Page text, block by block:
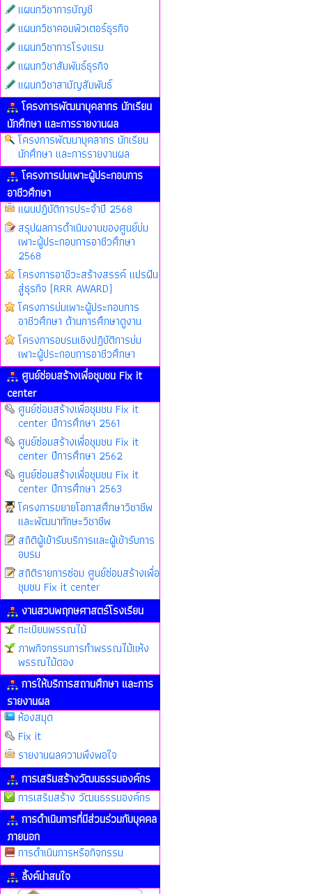
แผนกวิชาการบัญชี
แผนกวิชาคอมพิวเตอร์ธุรกิจ
แผนกวิชาการโรงแรม
แผนกวิชาสัมพันธ์ธุรกิจ
แผนกวิชาสามัญสัมพันธ์
โครงการพัฒนาบุคลากร นักเรียน
นักศึกษา และการรายงานผล
โครงการพัฒนาบุคลากร นักเรียน
นักศึกษา และการรายงานผล
โครงการบ่มเพาะผู้ประกอบการ
อาชีวศึกษา
แผนปฏิบัติการประจำปี 2568
สรุปผลการดำเนินงานของศูนย์บ่ม
เพาะผู้ประกอบการอาชีวศึกษา
2568
โครงการอาชีวะสร้างสรรค์ แปรฝัน
สู่ธุรกิจ (RRR AWARD)
โครงการบ่มเพาะผู้ประกอบการ
อาชีวศึกษา ด้านการศึกษาดูงาน
โครงการอบรมเชิงปฏิบัติการบ่ม
เพาะผู้ประกอบการอาชีวศึกษา
ศูนย์ซ่อมสร้างเพื่อชุมชน Fix it
center
ศูนย์ซ่อมสร้างเพื่อชุมชน Fix it
center ปีการศึกษา 2561
ศูนย์ซ่อมสร้างเพื่อชุมชน Fix it
center ปีการศึกษา 2562
ศูนย์ซ่อมสร้างเพื่อชุมชน Fix it
center ปีการศึกษา 2563
โครงการขยายโอกาสศึกษาวิชาชีพ
และพัฒนาทักษะวิชาชีพ
สถิติผู้เข้ารับบริการและผู้เข้ารับการ
อบรม
สถิติรายการซ่อม ศูนย์ซ่อมสร้างเพื่อ
ชุมชน Fix it center
งานสวนพฤกษศาสตร์โรงเรียน
ทะเบียนพรรณไม้
ภาพกิจกรรมการทำพรรณไม้แห้ง
พรรณไม้ดอง
การให้บริการสถานศึกษา และการ
รายงานผล
ห้องสมุด
Fix it
รายงานผลความพึงพอใจ
การเสริมสร้างวัฒนธรรมองค์กร
การเสริมสร้าง วัฒนธรรมองค์กร
การดำเนินการที่มีส่วนร่วมกับบุคคล
ภายนอก
การดำเนินการหรือกิจกรรม
ลิ้งค์น่าสนใจ